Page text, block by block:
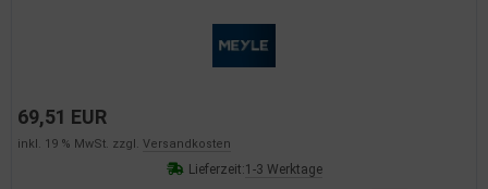
69,51 EUR
inkl. 19 % MwSt. zzgl. Versandkosten
Lieferzeit:1-3 Werktage